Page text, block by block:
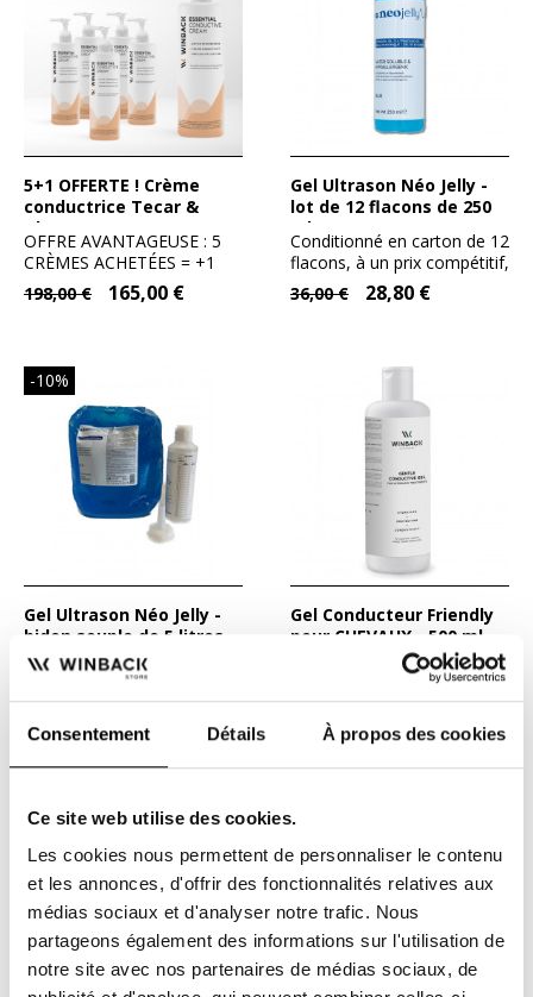
Consentement Détails À propos des cookies
Ce site web utilise des cookies.
Les cookies nous permettent de personnaliser le contenu
et les annonces, d'offrir des fonctionnalités relatives aux
médias sociaux et d'analyser notre trafic. Nous
partageons également des informations sur l'utilisation de
notre site avec nos partenaires de médias sociaux, de
5+1 OFFERTE ! Crème
conductrice Tecar &
Thermo-Cryo 1000 mL -
Winback
OFFRE AVANTAGEUSE : 5
CRÈMES ACHETÉES = +1
OFFERTE (dans la...
198,00 € 165,00 €
Gel Ultrason Néo Jelly -
lot de 12 flacons de 250
ml
Conditionné en carton de 12
flacons, à un prix compétitif,
sans faire de...
36,00 € 28,80 €
-10%
Gel Ultrason Néo Jelly -
bidon souple de 5 litres
Gel destiné à
bien être utilisé...
21,60 € 19,44 €
Gel Conducteur Friendly
pour CHEVAUX - 500 ml -
Winback Equine
Gel conducteur doux pour
16,00 €
- 72,00 €